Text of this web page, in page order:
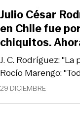
29 DICIEMBRE
J. C. Rodríguez:
Rocío Marengo:
Julio César
en Chile fue
chiquitos.